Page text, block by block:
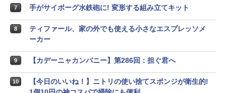
7 手がサイボーグ水鉄砲に! 変形する組み立てキット
8
ティファール、家の外でも使える小さなエスプレッソメ
ーカー
9 【カデーニャカンパニー】第286回：担ぐ君へ
10
【今日のいいね！】ニトリの使い捨てスポンジが衛生的!